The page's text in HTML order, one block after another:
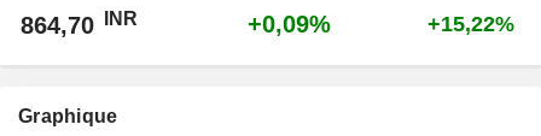
864,70 INR +0,09% +15,22%
Graphique